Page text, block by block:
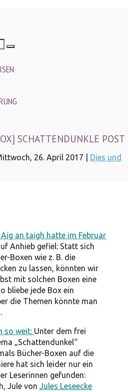
SCHATTENDUNKLE POST
26. April 2017
Dies und
an taigh hatte im Februar
Anhieb gefiel: Statt sich
Boxen wie z. B. die
zu lassen, könnten wir
mit solchen Boxen eine
bliebe jede Box ein
die Themen könnte man
so weit: Unter dem frei
„Schattendunkel“
Bücher-Boxen auf die
hat sich leider nur ein
Leserinnen gefunden:
Jule vonJules Leseecke